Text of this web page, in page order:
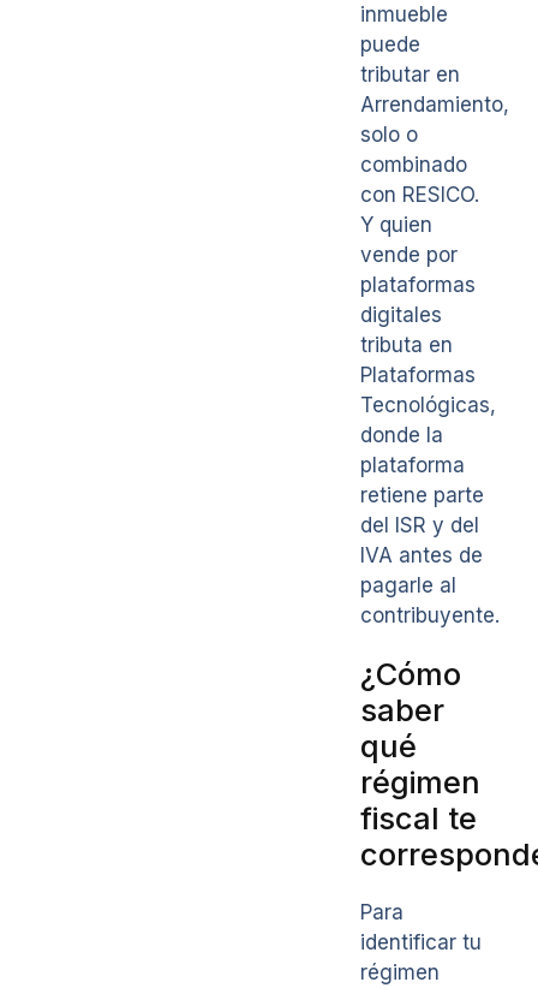
inmueble
puede
tributar en
Arrendamiento,
solo o
combinado
con RESICO.
Y quien
vende por
plataformas
digitales
tributa en
Plataformas
Tecnológicas,
donde la
plataforma
retiene parte
del ISR y del
IVA antes de
pagarle al
contribuyente.
¿Cómo
saber
qué
régimen
fiscal te
Para
identificar tu
régimen